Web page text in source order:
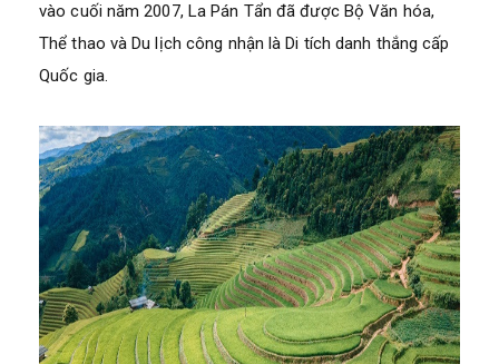
vào cuối năm 2007, La Pán Tẩn đã được Bộ Văn hóa,
Thể thao và Du lịch công nhận là Di tích danh thắng cấp
Quốc gia.